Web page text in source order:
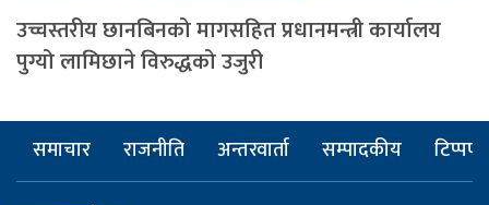
उच्चस्तरीय छानबिनको मागसहित प्रधानमन्त्री कार्यालय
पुग्यो लामिछाने विरुद्धको उजुरी
समाचार राजनीति अन्तरवार्ता सम्पादकीय टिप्पणी